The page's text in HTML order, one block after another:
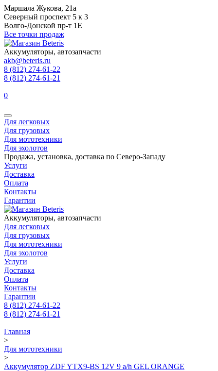
Маршала Жукова, 21а
Северный проспект 5 к 3
Волго-Донской пр-т 1Е
Все точки продаж
Аккумуляторы, автозапчасти
akb@beteris.ru
8 (812) 274-61-22
8 (812) 274-61-21
0
Для легковых
Для грузовых
Для мототехники
Для эхолотов
Продажа, установка, доставка по Северо-Западу
Услуги
Доставка
Оплата
Контакты
Гарантии
Аккумуляторы, автозапчасти
Для легковых
Для грузовых
Для мототехники
Для эхолотов
Услуги
Доставка
Оплата
Контакты
Гарантии
8 (812) 274-61-22
8 (812) 274-61-21
Главная
>
Для мототехники
>
Аккумулятор ZDF YTX9-BS 12V 9 a/h GEL ORANGE